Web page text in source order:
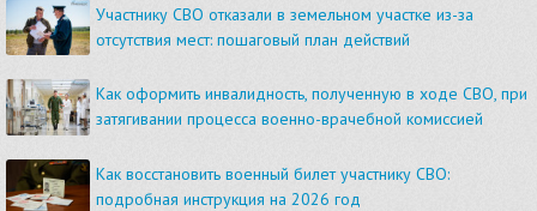
Участнику СВО отказали в земельном участке из-за
отсутствия мест: пошаговый план действий
Как оформить инвалидность, полученную в ходе СВО, при
затягивании процесса военно-врачебной комиссией
Как восстановить военный билет участнику СВО:
подробная инструкция на 2026 год